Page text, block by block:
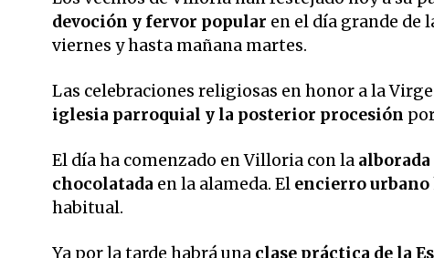
devoción y fervor popular en el día grande de
viernes y hasta mañana martes.
Las celebraciones religiosas en honor a la
iglesia parroquial y la posterior procesión
El día ha comenzado en Villoria con la alborada
chocolatada en la alameda. El encierro urbano
habitual.
Ya por la tarde habrá una clase práctica de la